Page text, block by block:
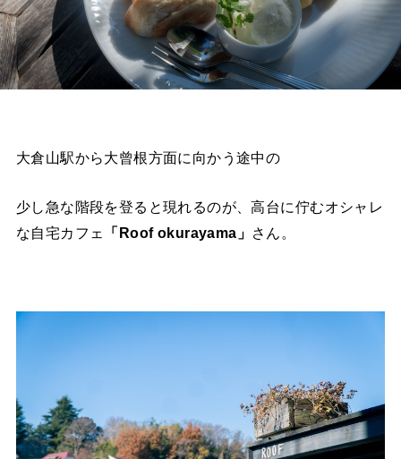
大倉山駅から大曾根方面に向かう途中の
少し急な階段を登ると現れるのが、高台に佇むオシャレ
な自宅カフェ
「Roof okurayama」 さん。